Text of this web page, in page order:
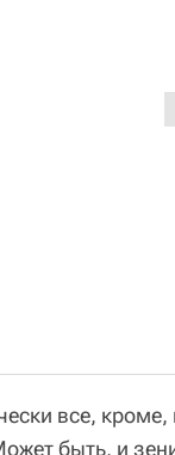
все,
быть, и